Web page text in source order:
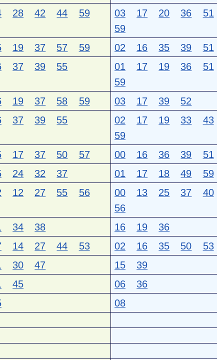
28 42 44 59 03 17 20 36
51
59
19 37 57 59 02 16 35 39 51
37 39 55 01 17 19 36
51
59
19 37 58 59 03 17 39 52
37 39 55 02 17 19 33
43
59
17 37 50 57 00 16 36 39 51
24 32 37 01 17 18 49 59
12 27 55 56 00 13 25 37
40
56
34 38 16 19 36
14 27 44 53 02 16 35 50 53
30 47 15 39
45 06 36
08